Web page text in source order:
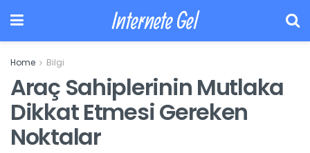
Internete Gel
Home Bilgi
Araç Sahiplerinin Mutlaka
Dikkat Etmesi Gereken
Noktalar